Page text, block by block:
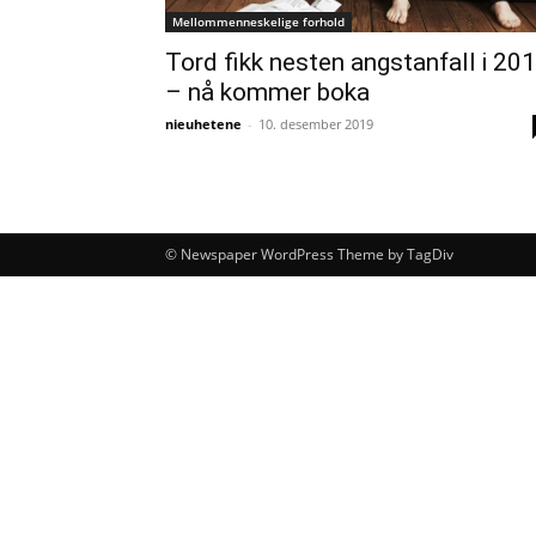
Mellommenneskelige forhold
Tord fikk nesten angstanfall i
– nå kommer boka
nieuhetene - 10. desember 2019
© Newspaper WordPress Theme by TagDiv